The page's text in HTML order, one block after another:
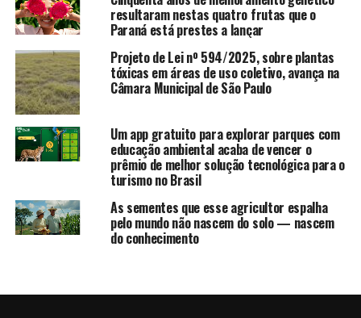
resultaram nestas quatro frutas que o
Paraná está prestes a lançar
Projeto de Lei nº 594/2025, sobre plantas
tóxicas em áreas de uso coletivo, avança na
Câmara Municipal de São Paulo
Um app gratuito para explorar parques com
educação ambiental acaba de vencer o
prêmio de melhor solução tecnológica para o
turismo no Brasil
As sementes que esse agricultor espalha
pelo mundo não nascem do solo — nascem
do conhecimento